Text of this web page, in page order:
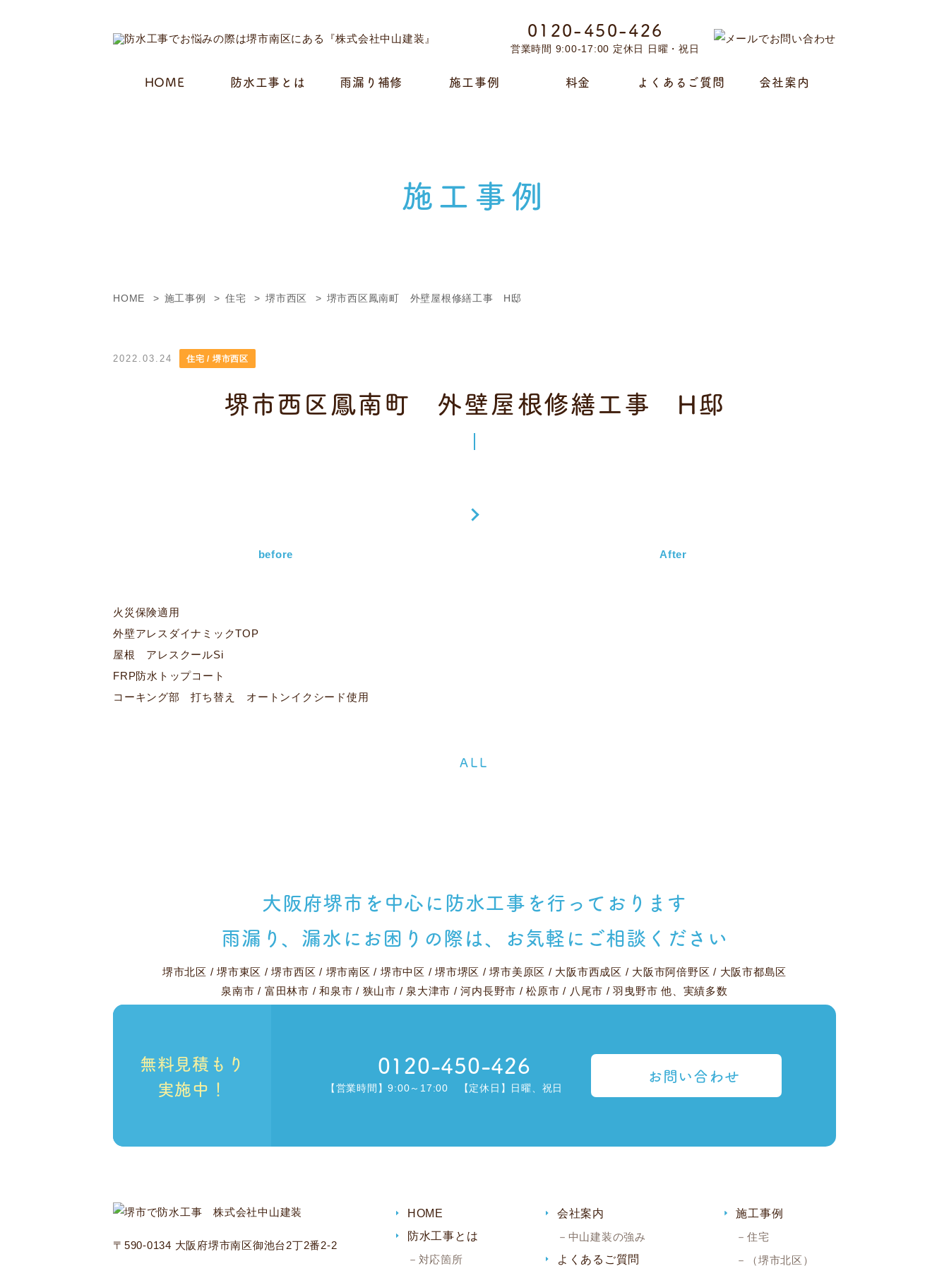
0120-450-426
営業時間 9:00-17:00 定休日 日曜・祝日
HOME 防水工事とは 雨漏り補修 施工事例 料金 よくあるご質問 会社案内
施工事例
HOME 施工事例 住宅 堺市西区 堺市西区鳳南町 外壁屋根修繕工事 H邸
2022.03.24 住宅 / 堺市西区
堺市西区鳳南町 外壁屋根修繕工事 H邸
before After
火災保険適用
外壁アレスダイナミックTOP
屋根 アレスクールSi
FRP防水トップコート
コーキング部 打ち替え オートンイクシード使用
ALL
大阪府堺市を中心に防水工事を行っております
雨漏り、漏水にお困りの際は、
お気軽にご相談ください
堺市北区 /堺市東区 /堺市西区 / 堺市南区 / 堺市中区 /堺市堺区 /堺市美原区 / 大阪市西成区 / 大阪市阿倍野区 / 大阪市都島区
泉南市 / 富田林市 /和泉市 / 狭山市 / 泉大津市 /河内長野市 /松原市 / 八尾市 /羽曳野市 他、実績多数
無料見積もり
実施中！
0120-450-426
【営業時間】9:00～17:00 【定休日】日曜、祝日
お問い合わせ
〒590-0134 大阪府堺市南区御池台2丁2番2-2
HOME
防水工事とは
対応箇所
会社案内
中山建装の強み
よくあるご質問
施工事例
住宅
（堺市北区）